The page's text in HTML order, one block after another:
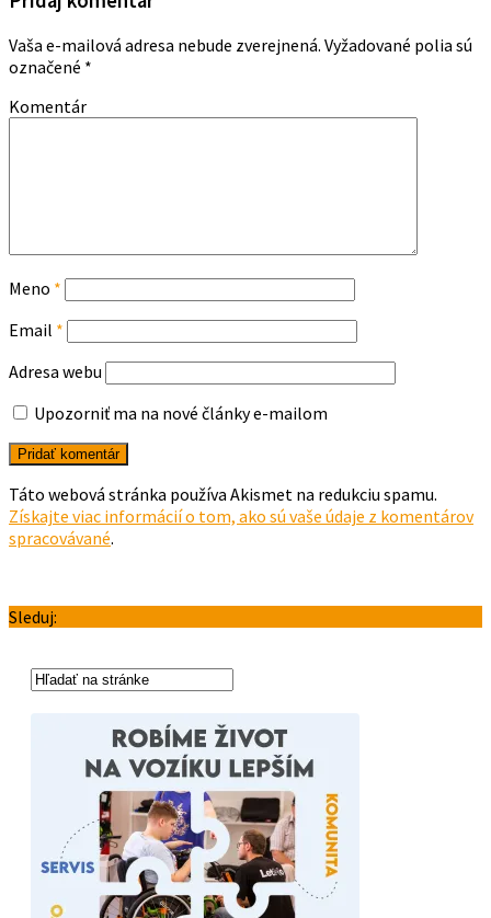
Vaša e-mailová adresa nebude zverejnená. Vyžadované polia sú
označené *
Komentár
Meno *
Email *
Adresa webu
Upozorniť ma na nové články e-mailom
Táto webová stránka používa Akismet na redukciu spamu.
Získajte viac informácií o tom, ako sú vaše údaje z komentárov
spracovávané.
Sleduj: